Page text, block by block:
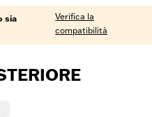
sia
Verifica la
compatibilità